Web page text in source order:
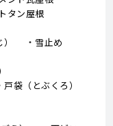
トタン屋根
雪止め
戸袋（とぶくろ）